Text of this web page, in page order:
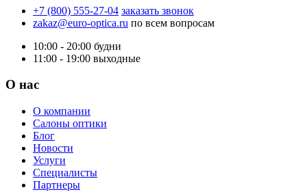
+7 (800) 555-27-04 заказать звонок
zakaz@euro-optica.ru по всем вопросам
10:00 - 20:00 будни
11:00 - 19:00 выходные
О нас
О компании
Салоны оптики
Блог
Новости
Услуги
Специалисты
Партнеры